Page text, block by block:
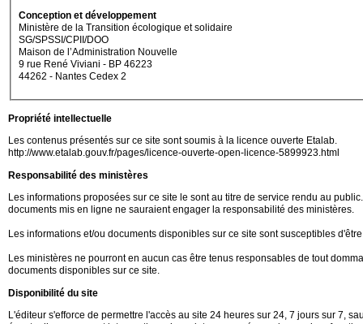
Conception et développement
Ministère de la Transition écologique et solidaire
SG/SPSSI/CPII/DOO
Maison de l’Administration Nouvelle
9 rue René Viviani - BP 46223
44262 - Nantes Cedex 2
Propriété intellectuelle
Les contenus présentés sur ce site sont soumis à la licence ouverte Etalab.
http://www.etalab.gouv.fr/pages/licence-ouverte-open-licence-5899923.html
Responsabilité des ministères
Les informations proposées sur ce site le sont au titre de service rendu au
documents mis en ligne ne sauraient engager la responsabilité des ministères.
Les informations et/ou documents disponibles sur ce site sont susceptibles
Les ministères ne pourront en aucun cas être tenus responsables de tout
documents disponibles sur ce site.
Disponibilité du site
L'éditeur s'efforce de permettre l'accès au site 24 heures sur 24, 7 jours sur 7,